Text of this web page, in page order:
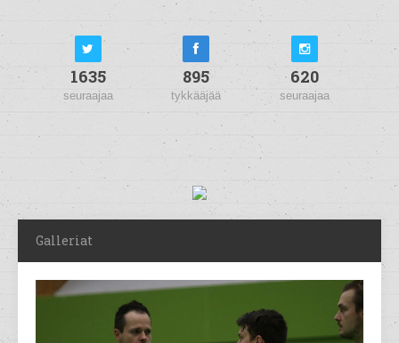
1635
seuraajaa
895
tykkääjää
620
seuraajaa
Galleriat